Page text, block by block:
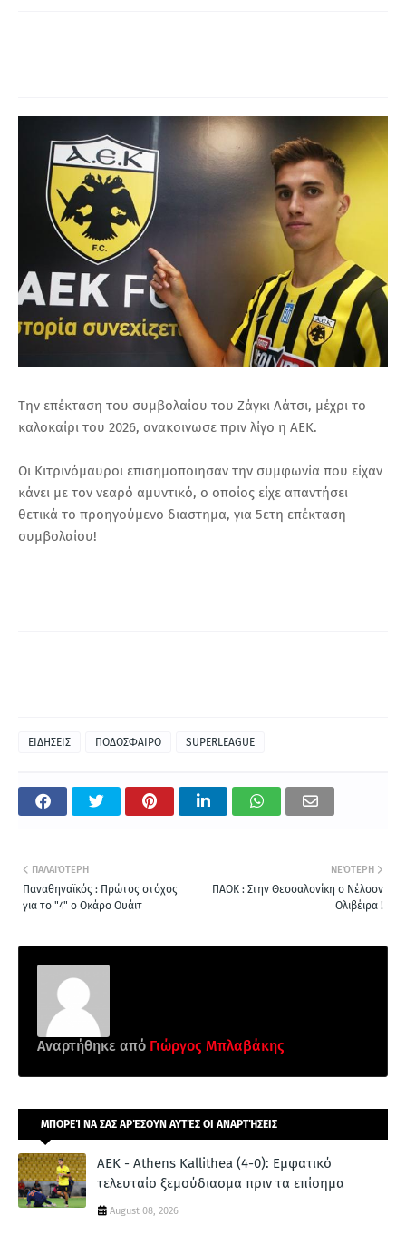
Την επέκταση του συμβολαίου του Ζάγκι Λάτσι, μέχρι το
καλοκαίρι του 2026, ανακοινωσε πριν λίγο η ΑΕΚ.
Οι Κιτρινόμαυροι επισημοποιησαν την συμφωνία που είχαν
κάνει με τον νεαρό αμυντικό, ο οποίος είχε απαντήσει
θετικά το προηγούμενο διαστημα, για 5ετη επέκταση
συμβολαίου!
ΕΙΔΗΣΕΙΣ ΠΟΔΟΣΦΑΙΡΟ SUPERLEAGUE
ΝΕΌΤΕΡΗ
ΠΑΟΚ : Στην Θεσσαλονίκη ο Νέλσον
Ολιβέιρα !
ΠΑΛΑΙΌΤΕΡΗ
Παναθηναϊκός : Πρώτος στόχος
για το "4" ο Οκάρο Ουάιτ
Αναρτήθηκε από Γιώργος Μπλαβάκης
ΜΠΟΡΕΊ ΝΑ ΣΑΣ ΑΡΈΣΟΥΝ ΑΥΤΈΣ ΟΙ ΑΝΑΡΤΉΣΕΙΣ
ΑΕΚ - Athens Kallithea (4-0): Εμφατικό
τελευταίο ξεμούδιασμα πριν τα επίσημα
August 08, 2026